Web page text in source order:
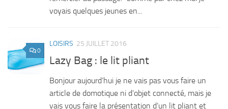
voyais quelques jeunes en...
0
LOISIRS 25 JUILLET 2016
Lazy Bag : le lit pliant
Bonjour aujourd’hui je ne vais pas vous faire un
article de domotique ni d’objet connecté, mais je
vais vous faire la présentation d’un lit pliant et